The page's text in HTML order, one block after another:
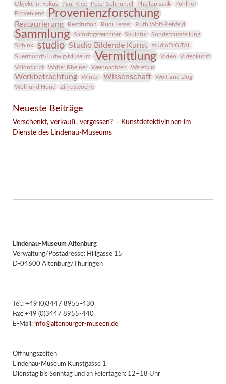
Objekt im Fokus
Paul Klee Peter Schnürpel Phelloplastik
Pohlhof
Provenienz
Provenienzforschung
Restaurierung Restitution Rudi Lesser Ruth Wolf-Rehfeld
Sammlung Samstagszeichner Skulptur
Sonderausstellung
Sphinx
studio Studio Bildende Kunst
studioDIGITAL
Suermondt-Ludwig-Museum
Vermittlung Video
Videokunst
Volontariat
Walter Rheiner Weihnachten Werefkin
Werkbetrachtung Winter Wissenschaft
Wolf and Dog
Wolf und Hund
Zirkuswoche
Neueste Beiträge
Verschenkt, verkauft, vergessen? – Kunstdetektivinnen im
Dienste des Lindenau-Museums
Lindenau-Museum Altenburg
Verwaltung/Postadresse: Hillgasse 15
D-04600 Altenburg/Thüringen
Tel.: +49 (0)3447 8955-430
Fax: +49 (0)3447 8955-440
E-Mail: info@altenburger-museen.de
Öffnungszeiten
Lindenau-Museum Kunstgasse 1
Dienstag bis Sonntag und an Feiertagen: 12–18 Uhr